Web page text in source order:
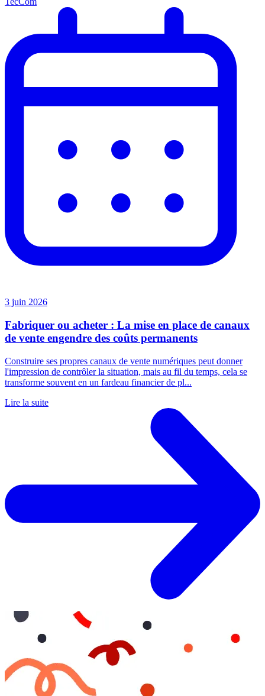
3 juin 2026
Fabriquer ou acheter : La mise en place de canaux
de vente engendre des coûts permanents
Construire ses propres canaux de vente numériques peut donner
l'impression de contrôler la situation, mais au fil du temps, cela se
transforme souvent en un fardeau financier de pl...
Lire la suite